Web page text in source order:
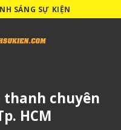
SÁNG SỰ KIỆN
thanh chuyên
HCM